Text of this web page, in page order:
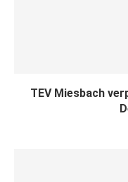
TEV Miesbach